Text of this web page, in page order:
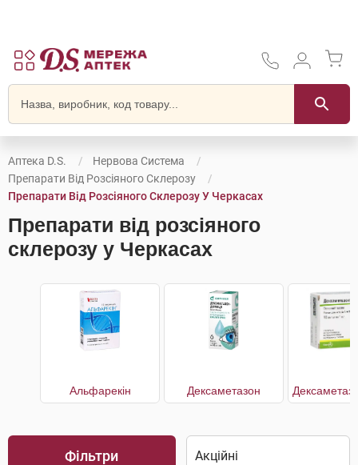
Аптека D.S.
Нервова Система
Препарати Від Розсіяного Склерозу
Препарати Від Розсіяного Склерозу У Черкасах
Препарати від розсіяного
склерозу у Черкасах
Альфарекін Дексаметазон
Фільтри